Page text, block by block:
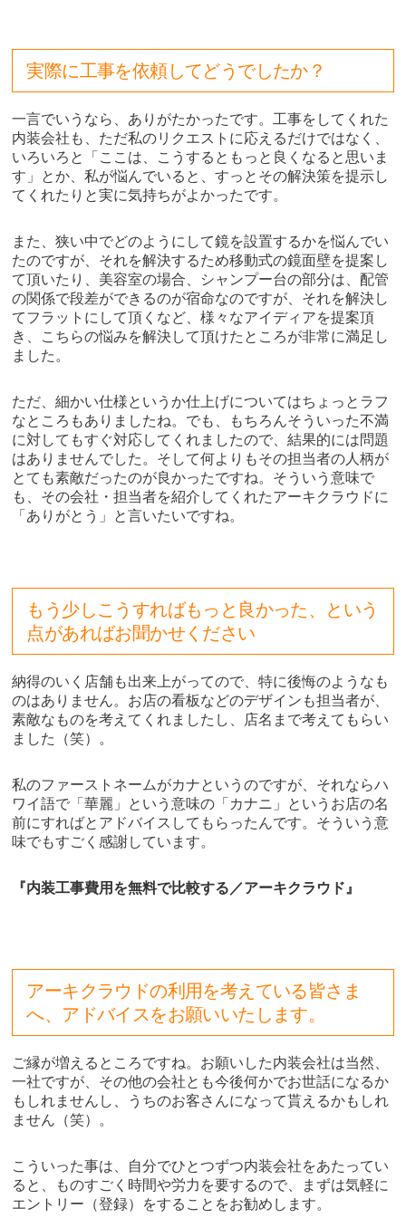
実際に工事を依頼してどうでしたか？
一言でいうなら、ありがたかったです。工事をしてくれた
内装会社も、ただ私のリクエストに応えるだけではなく、
いろいろと「ここは、こうするともっと良くなると思いま
す」とか、私が悩んでいると、すっとその解決策を提示し
てくれたりと実に気持ちがよかったです。
また、狭い中でどのようにして鏡を設置するかを悩んでい
たのですが、それを解決するため移動式の鏡面壁を提案し
て頂いたり、美容室の場合、シャンプー台の部分は、配管
の関係で段差ができるのが宿命なのですが、それを解決し
てフラットにして頂くなど、様々なアイディアを提案頂
き、こちらの悩みを解決して頂けたところが非常に満足し
ました。
ただ、細かい仕様というか仕上げについてはちょっとラフ
なところもありましたね。でも、もちろんそういった不満
に対してもすぐ対応してくれましたので、結果的には問題
はありませんでした。そして何よりもその担当者の人柄が
とても素敵だったのが良かったですね。そういう意味で
も、その会社・担当者を紹介してくれたアーキクラウドに
「ありがとう」と言いたいですね。
もう少しこうすればもっと良かった、という
点があればお聞かせください
納得のいく店舗も出来上がってので、特に後悔のようなも
のはありません。お店の看板などのデザインも担当者が、
素敵なものを考えてくれましたし、店名まで考えてもらい
ました（笑）。
私のファーストネームがカナというのですが、それならハ
ワイ語で「華麗」という意味の「カナニ」というお店の名
前にすればとアドバイスしてもらったんです。そういう意
味でもすごく感謝しています。
『内装工事費用を無料で比較する／アーキクラウド』
アーキクラウドの利用を考えている皆さま
へ、アドバイスをお願いいたします。
ご縁が増えるところですね。お願いした内装会社は当然、
一社ですが、その他の会社とも今後何かでお世話になるか
もしれませんし、うちのお客さんになって貰えるかもしれ
ません（笑）。
こういった事は、自分でひとつずつ内装会社をあたってい
ると、ものすごく時間や労力を要するので、まずは気軽に
エントリー（登録）をすることをお勧めします。